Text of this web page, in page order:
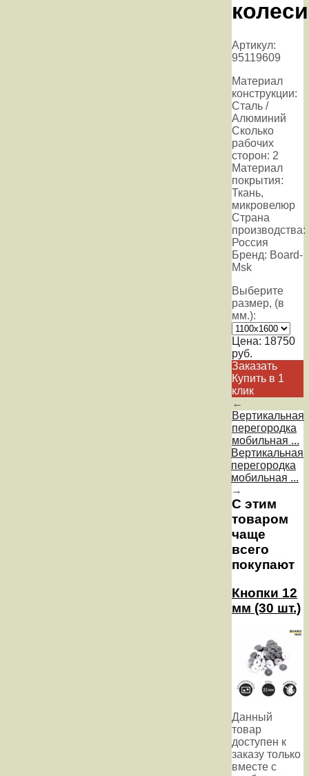
Артикул:
95119609
Материал
конструкции:
Сталь /
Алюминий
Сколько
рабочих
сторон: 2
Материал
покрытия:
Ткань,
микровелюр
Страна
производства:
Россия
Бренд: Board-
Msk
Выберите
размер, (в
мм.):
Цена: 18750
руб.
Заказать
Купить в 1
клик
←
Вертикальная
перегородка
мобильная ...
Вертикальная
перегородка
мобильная ...
→
С этим
товаром
чаще
всего
покупают
Кнопки 12
мм (30 шт.)
Данный
товар
доступен к
заказу только
вместе с